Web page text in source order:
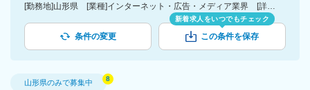
[勤務地]山形県 [業種]インターネット・広告・メディア業界 [詳細条件](待遇・福利厚生)固定給35万円以上
条件の変更
新着求人をいつでもチェック
この条件を保存
山形県のみで募集中